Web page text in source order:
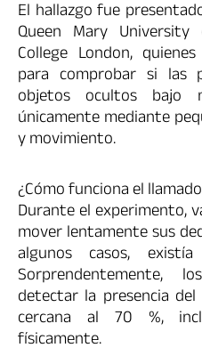
El hallazgo fue
Queen Mary
College London,
para comprobar si las
objetos ocultos bajo
únicamente mediante
y movimiento.
¿Cómo funciona el
Durante el experimento,
mover lentamente sus
algunos casos,
Sorprendentemente,
detectar la presencia
cercana al 70 %,
físicamente.